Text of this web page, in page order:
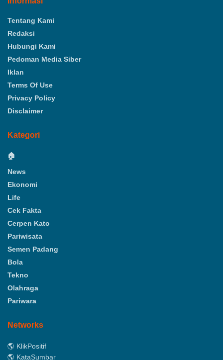
Tentang Kami
Redaksi
Hubungi Kami
Pedoman Media Siber
Iklan
Terms Of Use
Privacy Policy
Disclaimer
Kategori
🏠
News
Ekonomi
Life
Cek Fakta
Cerpen Kato
Pariwisata
Semen Padang
Bola
Tekno
Olahraga
Pariwara
Networks
🌎 KlikPositif
🌎 KataSumbar